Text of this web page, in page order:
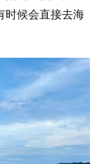
时候会直接去海